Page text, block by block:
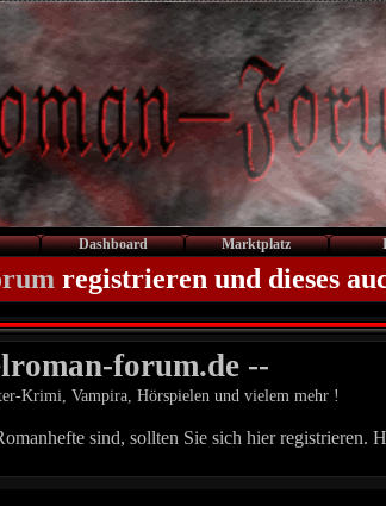
Dashboard Marktplatz
registrieren und dieses
forum.de --
Krimi, Vampira, Hörspielen und vielem mehr !
sind, sollten Sie sich hier registrieren.